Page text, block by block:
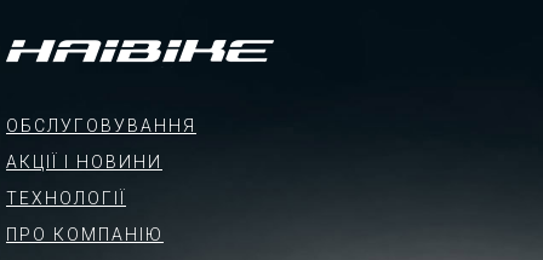
ОБСЛУГОВУВАННЯ
АКЦІЇ І НОВИНИ
ТЕХНОЛОГІЇ
ПРО КОМПАНІЮ